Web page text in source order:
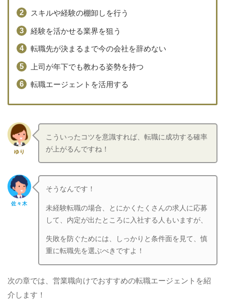
スキルや経験の棚卸しを行う
経験を活かせる業界を狙う
転職先が決まるまで今の会社を辞めない
上司が年下でも教わる姿勢を持つ
転職エージェントを活用する
ゆり
こういったコツを意識すれば、転職に成功する確率
が上がるんですね！
佐々木
そうなんです！
未経験転職の場合、とにかくたくさんの求人に応募
して、内定が出たところに入社する人もいますが、
失敗を防ぐためには、しっかりと条件面を見て、慎
重に転職先を選ぶべきですよ！
次の章では、営業職向けでおすすめの転職エージェントを紹
介します！